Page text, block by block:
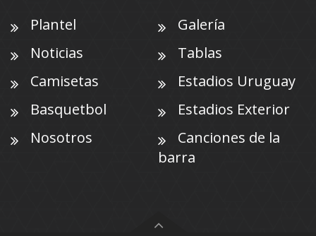
Plantel
Galería
Noticias
Tablas
Camisetas
Estadios Uruguay
Basquetbol
Estadios Exterior
Nosotros
Canciones de la
barra